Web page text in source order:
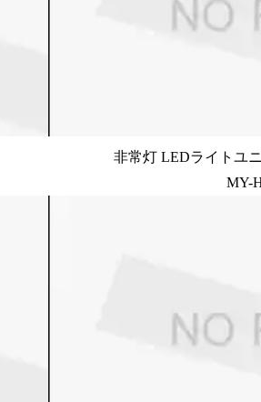
非常灯 LEDライトユ
MY-